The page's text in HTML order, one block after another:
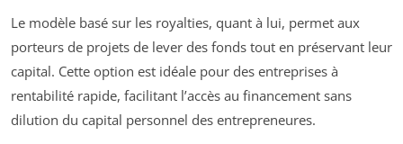
Le modèle basé sur les royalties, quant à lui, permet aux
porteurs de projets de lever des fonds tout en préservant leur
capital. Cette option est idéale pour des entreprises à
rentabilité rapide, facilitant l’accès au financement sans
dilution du capital personnel des entrepreneures.